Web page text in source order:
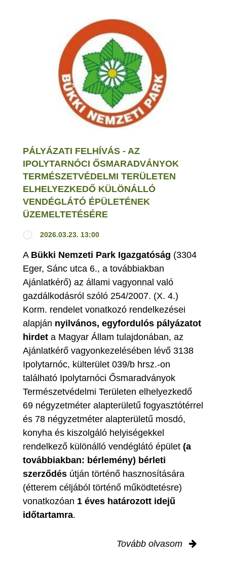
PÁLYÁZATI FELHÍVÁS - AZ
IPOLYTARNÓCI ŐSMARADVÁNYOK
TERMÉSZETVÉDELMI TERÜLETEN
ELHELYEZKEDŐ KÜLÖNÁLLÓ
VENDÉGLÁTÓ ÉPÜLETÉNEK
ÜZEMELTETÉSÉRE
2026.03.23. 13:00
A Bükki Nemzeti Park Igazgatóság (3304
Eger, Sánc utca 6., a továbbiakban
Ajánlatkérő) az állami vagyonnal való
gazdálkodásról szóló 254/2007. (X. 4.)
Korm. rendelet vonatkozó rendelkezései
alapján nyilvános, egyfordulós pályázatot
hirdet a Magyar Állam tulajdonában, az
Ajánlatkérő vagyonkezelésében lévő 3138
Ipolytarnóc, külterület 039/b hrsz.-on
található Ipolytarnóci Ősmaradványok
Természetvédelmi Területen elhelyezkedő
69 négyzetméter alapterületű fogyasztótérrel
és 78 négyzetméter alapterületű mosdó,
konyha és kiszolgáló helyiségekkel
rendelkező különálló vendéglátó épület (a
továbbiakban: bérlemény) bérleti
szerződés útján történő hasznosítására
(étterem céljából történő működtetésre)
vonatkozóan 1 éves határozott idejű
időtartamra.
Tovább olvasom